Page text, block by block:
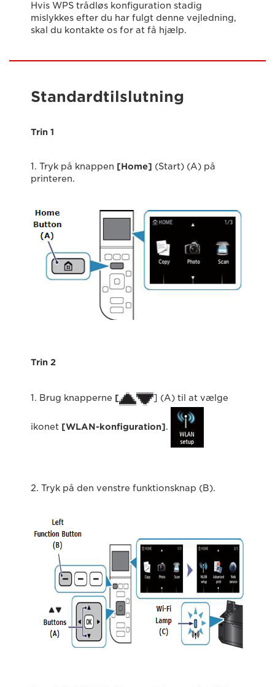
Hvis WPS trådløs konfiguration stadig
mislykkes efter du har fulgt denne vejledning,
skal du kontakte os for at få hjælp.
Standardtilslutning
Trin 1
1. Tryk på knappen [Home] (Start) (A) på
printeren.
Trin 2
1. Brug knapperne [ ] (A) til at vælge
ikonet [WLAN-konfiguration].
2. Tryk på den venstre funktionsknap (B).